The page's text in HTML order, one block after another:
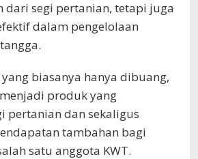
dari segi pertanian, tetapi juga
dalam pengelolaan
biasanya hanya dibuang,
produk yang
pertanian dan sekaligus
tambahan bagi
satu anggota KWT.